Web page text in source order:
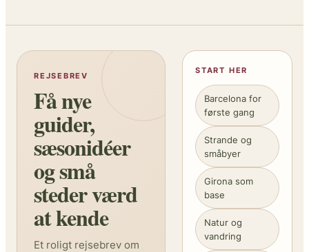
REJSEBREV
Få nye
guider,
sæsonidéer
og små
steder værd
at kende
Et roligt rejsebrev om
START HER
Barcelona for
første gang
Strande og
småbyer
Girona som
base
Natur og
vandring